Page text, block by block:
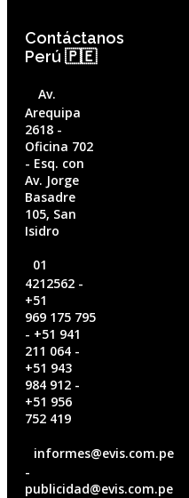
Contáctanos
Perú 🇵🇪
Av.
Arequipa
2618 -
Oficina 702
- Esq. con
Av. Jorge
Basadre
105, San
Isidro
01
4212562‬ -
+51
969 175 795
- +51 941
211 064 -
+51 943
984 912 -
+51 956
752 419
informes@evis.com.pe
-
publicidad@evis.com.pe